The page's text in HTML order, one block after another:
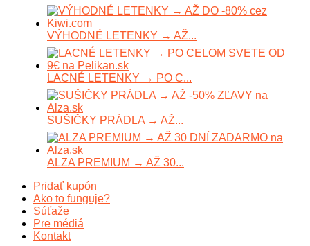
VÝHODNÉ LETENKY → AŽ...
LACNÉ LETENKY → PO C...
SUŠIČKY PRÁDLA → AŽ...
ALZA PREMIUM → AŽ 30...
Pridať kupón
Ako to funguje?
Súťaže
Pre médiá
Kontakt